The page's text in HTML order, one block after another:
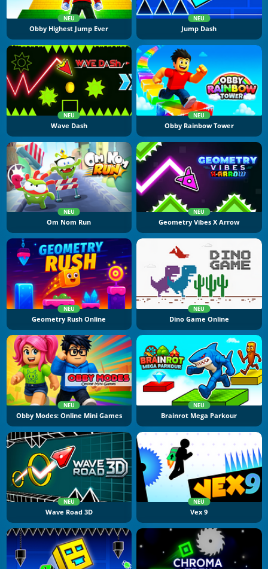
NEU
Obby Highest Jump Ever
NEU
Jump Dash
NEU
Wave Dash
NEU
Obby Rainbow Tower
NEU
Om Nom Run
NEU
Geometry Vibes X Arrow
NEU
Geometry Rush Online
NEU
Dino Game Online
NEU
Obby Modes: Online Mini Games
NEU
Brainrot Mega Parkour
NEU
Wave Road 3D
NEU
Vex 9